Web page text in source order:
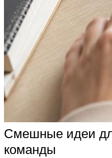
Смешные идеи
команды